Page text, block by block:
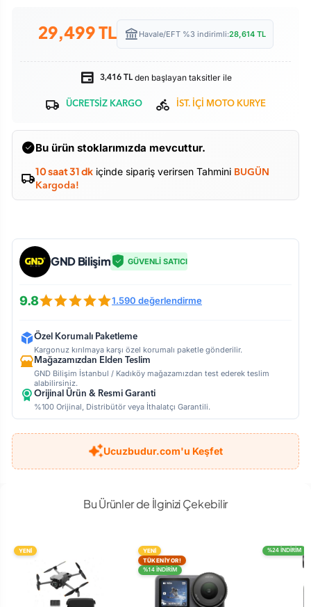
29,499TL Havale/EFT %3 indirimli:28,614TL
3,416 TLden başlayan taksitler ile
ÜCRETSİZ KARGO İST. İÇİ MOTO KURYE
Bu ürün stoklarımızda mevcuttur.
10 saat 31 dk içinde sipariş verirsen Tahmini BUGÜN
Kargoda!
GND Bilişim GÜVENLİ SATICI
9.8 1.590 değerlendirme
Özel Korumalı Paketleme
Kargonuz kırılmaya karşı özel korumalı paketle gönderilir.
Mağazamızdan Elden Teslim
GND Bilişim İstanbul / Kadıköy mağazamızdan test ederek teslim
alabilirsiniz.
Orijinal Ürün & Resmi Garanti
%100 Orijinal, Distribütör veya İthalatçı Garantili.
Ucuzbudur.com'u Keşfet
Bu Ürünler de İlginizi Çekebilir
YENİ
YENİ
TÜKENİYOR!
%14 İNDİRİM
%24 İNDİRİM